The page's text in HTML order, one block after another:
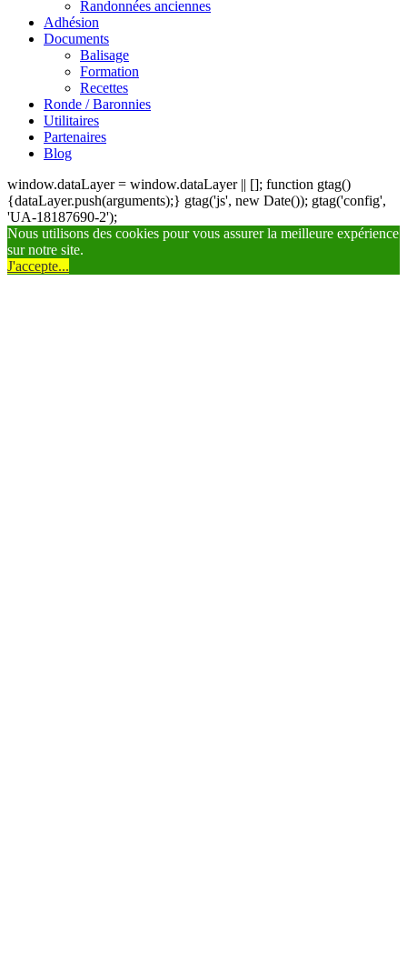
Randonnées anciennes
Adhésion
Documents
Balisage
Formation
Recettes
Ronde / Baronnies
Utilitaires
Partenaires
Blog
window.dataLayer = window.dataLayer || []; function gtag()
{dataLayer.push(arguments);} gtag('js', new Date()); gtag('config',
'UA-18187690-2');
Nous utilisons des cookies pour vous assurer la meilleure expérience
sur notre site.
J'accepte...